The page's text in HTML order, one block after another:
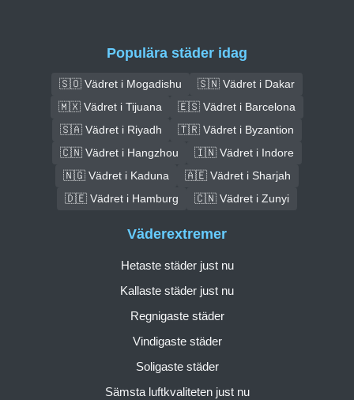
Populära städer idag
🇸🇴 Vädret i Mogadishu
🇸🇳 Vädret i Dakar
🇲🇽 Vädret i Tijuana
🇪🇸 Vädret i Barcelona
🇸🇦 Vädret i Riyadh
🇹🇷 Vädret i Byzantion
🇨🇳 Vädret i Hangzhou
🇮🇳 Vädret i Indore
🇳🇬 Vädret i Kaduna
🇦🇪 Vädret i Sharjah
🇩🇪 Vädret i Hamburg
🇨🇳 Vädret i Zunyi
Väderextremer
Hetaste städer just nu
Kallaste städer just nu
Regnigaste städer
Vindigaste städer
Soligaste städer
Sämsta luftkvaliteten just nu